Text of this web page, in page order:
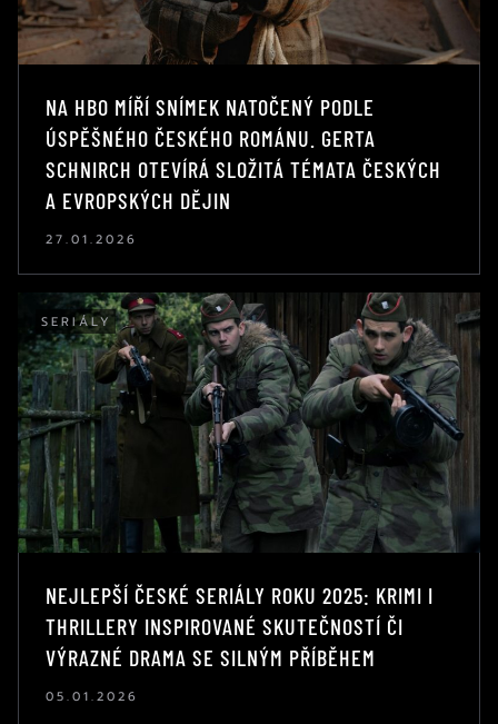
NA HBO MÍŘÍ SNÍMEK NATOČENÝ PODLE
ÚSPĚŠNÉHO ČESKÉHO ROMÁNU. GERTA
SCHNIRCH OTEVÍRÁ SLOŽITÁ TÉMATA ČESKÝCH
A EVROPSKÝCH DĚJIN
27.01.2026
SERIÁLY
NEJLEPŠÍ ČESKÉ SERIÁLY ROKU 2025: KRIMI I
THRILLERY INSPIROVANÉ SKUTEČNOSTÍ ČI
VÝRAZNÉ DRAMA SE SILNÝM PŘÍBĚHEM
05.01.2026